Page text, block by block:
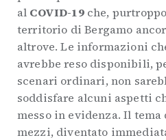
al COVID-19che,
territorio di Bergamo
altrove. Le informazioni
avrebbe reso disponibili,
scenari ordinari, non
soddisfare alcuni aspetti
messo in evidenza. Il tema
mezzi, diventato